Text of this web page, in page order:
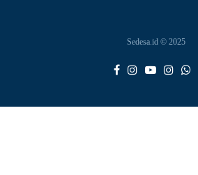
Sedesa.id © 2025